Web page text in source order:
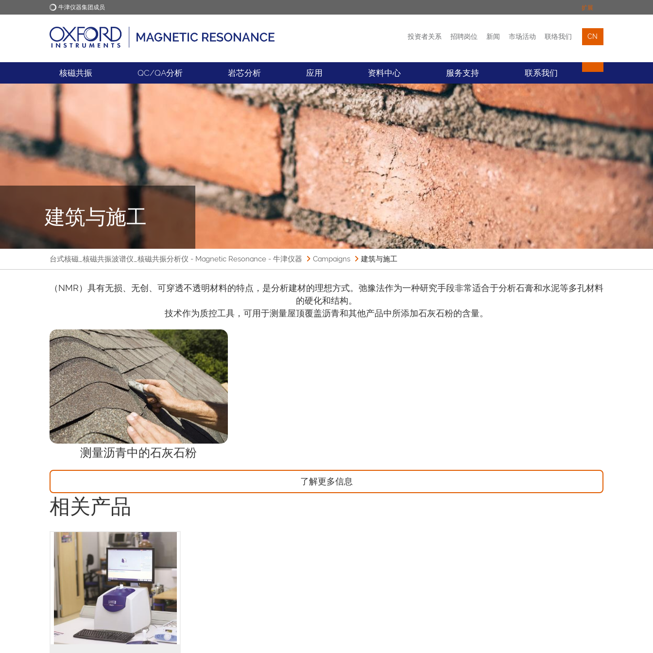
牛津仪器集团成员 扩展
牛津仪器 应用 市场活动 联络我们
投资者关系 招聘岗位 新闻 市场活动 联络我们 CN
核磁共振 QC/QA分析 岩芯分析 应用 资料中心 服务支持 联系我们
建筑与施工
台式核磁_核磁共振波谱仪_核磁共振分析仪 - Magnetic Resonance - 牛津仪器 Campaigns 建筑与施工
（NMR）具有无损、无创、可穿透不透明材料的特点，是分析建材的理想方式。弛豫法作为一种研究手段非常适合于分析石膏和水泥等多孔材料
的硬化和结构。
技术作为质控工具，可用于测量屋顶覆盖沥青和其他产品中所添加石灰石粉的含量。
测量沥青中的石灰石粉
了解更多信息
相关产品
MQC+ 台式核磁共振分析仪可以测量
各种样品中的油、水、氟和固体脂
肪，通常用于质量保证和质量控制。
使用MQC+分析仪进行分析，需要几秒
钟到几分钟就能得出结果，从而可以
快速高效地检测大量样品。核磁共振
信号来自样品的各组成部分，并非仅
由物体表面产生，即使物体是不透明
的，也可以保证测量结果更加准确。
核磁共振测量不会对样品造成任何破
坏，因此样品测试后可以保存用于重
复测量或使用其他技术进行分析。